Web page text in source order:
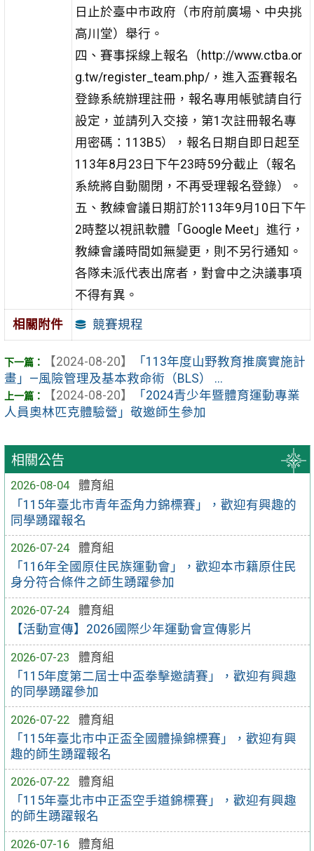
相關公告
2026-08-04
體育組
「115年臺北市青年盃角力錦標賽」，歡迎有興趣的
同學踴躍報名
2026-07-24
體育組
「116年全國原住民族運動會」，歡迎本市籍原住民
身分符合條件之師生踴躍參加
2026-07-24
體育組
【活動宣傳】2026國際少年運動會宣傳影片
2026-07-23
體育組
「115年度第二屆士中盃拳擊邀請賽」，歡迎有興趣
的同學踴躍參加
2026-07-22
體育組
「115年臺北市中正盃全國體操錦標賽」，歡迎有興
趣的師生踴躍報名
2026-07-22
體育組
「115年臺北市中正盃空手道錦標賽」，歡迎有興趣
的師生踴躍報名
2026-07-16
體育組
日止於臺中市政府（市府前廣場、中央挑
高川堂）舉行。
四、賽事採線上報名（http://www.ctba.or
g.tw/register_team.php/，進入盃賽報名
登錄系統辦理註冊，報名專用帳號請自行
設定，並請列入交接，第1次註冊報名專
用密碼：113B5），報名日期自即日起至
113年8月23日下午23時59分截止（報名
系統將自動關閉，不再受理報名登錄）。
五、教練會議日期訂於113年9月10日下午
2時整以視訊軟體「Google Meet」進行，
教練會議時間如無變更，則不另行通知。
各隊未派代表出席者，對會中之決議事項
不得有異。
相關附件 競賽規程
【2024-08-20】
「113年度山野教育推廣實施計
畫」—風險管理及基本救命術（BLS） ...
【2024-08-20】
「2024青少年暨體育運動專業
人員奧林匹克體驗營」敬邀師生參加